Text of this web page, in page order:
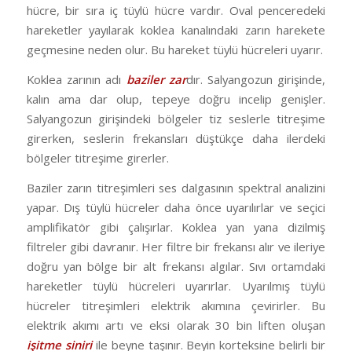
hücre, bir sıra iç tüylü hücre vardır. Oval penceredeki
hareketler yayılarak koklea kanalındaki zarın harekete
geçmesine neden olur. Bu hareket tüylü hücreleri uyarır.
Koklea zarının adı baziler zardır. Salyangozun girişinde,
kalın ama dar olup, tepeye doğru incelip genişler.
Salyangozun girişindeki bölgeler tiz seslerle titreşime
girerken, seslerin frekansları düştükçe daha ilerdeki
bölgeler titreşime girerler.
Baziler zarın titreşimleri ses dalgasının spektral analizini
yapar. Dış tüylü hücreler daha önce uyarılırlar ve seçici
amplifikatör gibi çalışırlar. Koklea yan yana dizilmiş
filtreler gibi davranır. Her filtre bir frekansı alır ve ileriye
doğru yan bölge bir alt frekansı algılar. Sıvı ortamdaki
hareketler tüylü hücreleri uyarırlar. Uyarılmış tüylü
hücreler titreşimleri elektrik akımına çevirirler. Bu
elektrik akımı artı ve eksi olarak 30 bin liften oluşan
işitme siniriile beyne taşınır. Beyin korteksine belirli bir